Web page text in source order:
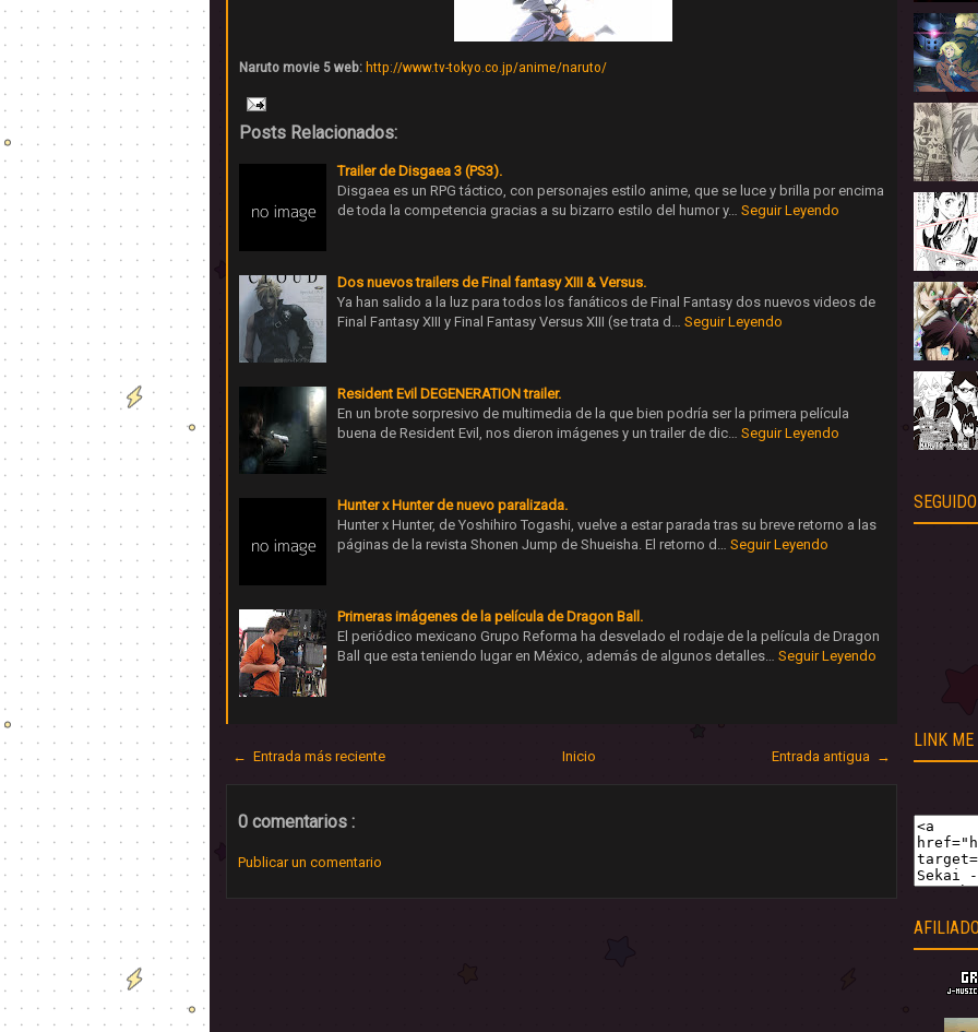
Naruto movie 5 web: http://www.tv-tokyo.co.jp/anime/naruto/
Posts Relacionados:
Trailer de Disgaea 3 (PS3).
Disgaea es un RPG táctico, con personajes estilo anime, que se luce y brilla por encima
de toda la competencia gracias a su bizarro estilo del humor y… Seguir Leyendo
Dos nuevos trailers de Final fantasy XIII & Versus.
Ya han salido a la luz para todos los fanáticos de Final Fantasy dos nuevos videos de
Final Fantasy XIII y Final Fantasy Versus XIII (se trata d… Seguir Leyendo
Resident Evil DEGENERATION trailer.
En un brote sorpresivo de multimedia de la que bien podría ser la primera película
buena de Resident Evil, nos dieron imágenes y un trailer de dic… Seguir Leyendo
Hunter x Hunter de nuevo paralizada.
Hunter x Hunter, de Yoshihiro Togashi, vuelve a estar parada tras su breve retorno a las
páginas de la revista Shonen Jump de Shueisha. El retorno d… Seguir Leyendo
Primeras imágenes de la película de Dragon Ball.
El periódico mexicano Grupo Reforma ha desvelado el rodaje de la película de Dragon
Ball que esta teniendo lugar en México, además de algunos detalles… Seguir Leyendo
← Entrada más reciente Entrada antigua →
Inicio
0 comentarios :
Publicar un comentario
LINK ME